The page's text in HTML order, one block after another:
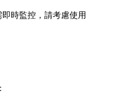
時監控，請考慮使用